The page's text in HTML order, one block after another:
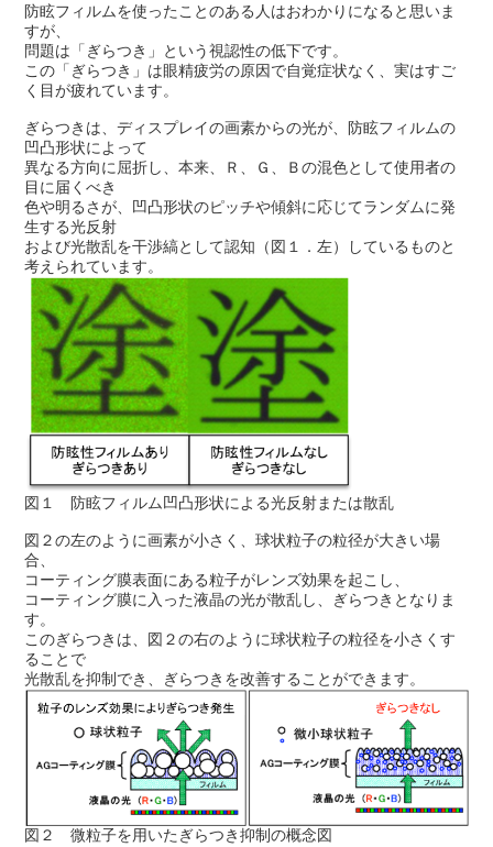
防眩フィルムを使ったことのある人はおわかりになると思いま
すが、
問題は「ぎらつき」という視認性の低下です。
この「ぎらつき」は眼精疲労の原因で自覚症状なく、実はすご
く目が疲れています。
ぎらつきは、ディスプレイの画素からの光が、防眩フィルムの
凹凸形状によって
異なる方向に屈折し、本来、Ｒ、Ｇ、Ｂの混色として使用者の
目に届くべき
色や明るさが、凹凸形状のピッチや傾斜に応じてランダムに発
生する光反射
および光散乱を干渉縞として認知（図１．左）しているものと
考えられています。
図１ 防眩フィルム凹凸形状による光反射または散乱
図２の左のように画素が小さく、球状粒子の粒径が大きい場
合、
コーティング膜表面にある粒子がレンズ効果を起こし、
コーティング膜に入った液晶の光が散乱し、ぎらつきとなりま
す。
このぎらつきは、図２の右のように球状粒子の粒径を小さくす
ることで
光散乱を抑制でき、ぎらつきを改善することができます。
図２ 微粒子を用いたぎらつき抑制の概念図